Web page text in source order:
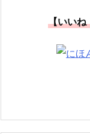
【いいね